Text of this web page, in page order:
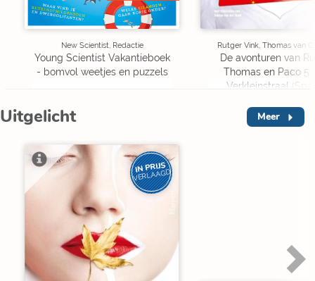
New Scientist, Redactie
Young Scientist Vakantieboek
- bomvol weetjes en puzzels
Rutger Vink, Thomas van
De avonturen van
Thomas en Paco 5
Verkleinstraal
Uitgelicht Meer
IN PRIJS
VERLAAGD